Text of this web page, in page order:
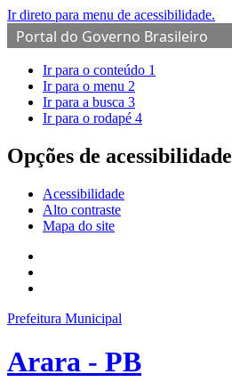
Ir direto para menu de acessibilidade.
Portal do Governo Brasileiro
Ir para o conteúdo 1
Ir para o menu 2
Ir para a busca 3
Ir para o rodapé 4
Opções de acessibilidade
Acessibilidade
Alto contraste
Mapa do site
Prefeitura Municipal
Arara - PB